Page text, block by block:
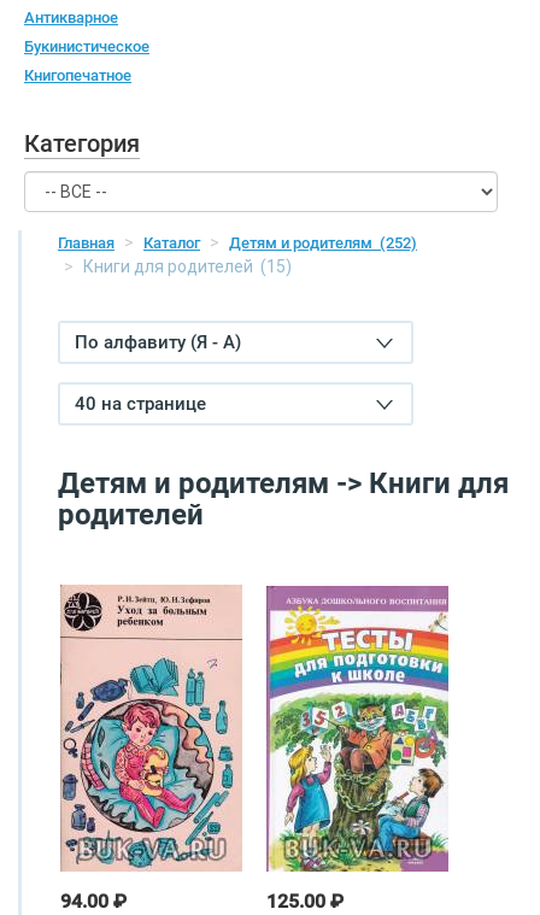
Антикварное
Букинистическое
Книгопечатное
Категория
Главная Каталог Детям и родителям (252)
Книги для родителей (15)
По алфавиту (Я - А)
40 на странице
Детям и родителям -> Книги для
родителей
94.00 ₽ 125.00 ₽